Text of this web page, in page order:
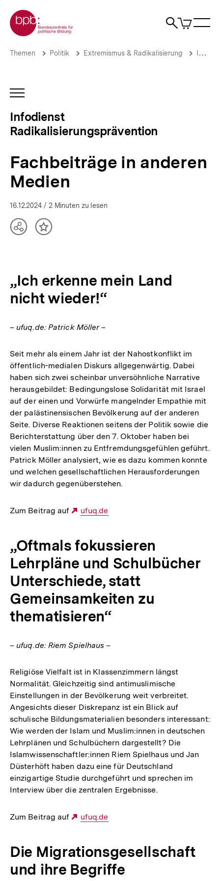
zum
Seiteninhalt
springen
Zur Startseite der bpb
Suche
Artikel
im
Fachbeiträge
Infodienst
Radikalisierungsprävention
bpb.de
Brotkrümelnavigation
Pfadnavigation
Themen Politik Extremismus & Radikalisierung
INHALTSNAVIGATION
Infodienst
Radikalisierungsprävention
Fachbeiträge in anderen
Medien
16.12.2024 / 2 Minuten zu lesen
TeilenInhalt
„Ich erkenne mein Land
nicht wieder!“
– ufuq.de: Patrick Möller –
Seit mehr als einem Jahr ist der Nahostkonflikt im
öffentlich-medialen Diskurs allgegenwärtig. Dabei
haben sich zwei scheinbar unversöhnliche Narrative
herausgebildet: Bedingungslose Solidarität mit Israel
auf der einen und Vorwürfe mangelnder Empathie mit
der palästinensischen Bevölkerung auf der anderen
Seite. Diverse Reaktionen seitens der Politik sowie die
Berichterstattung über den 7. Oktober haben bei
vielen Muslim:innen zu Entfremdungsgefühlen geführt.
Patrick Möller analysiert, wie es dazu kommen konnte
und welchen gesellschaftlichen Herausforderungen
wir dadurch gegenüberstehen.
Zum Beitrag auf
Externer
ufuq.de
„Oftmals fokussieren
Lehrpläne und Schulbücher
Unterschiede, statt
Gemeinsamkeiten zu
thematisieren“
– ufuq.de: Riem Spielhaus –
Religiöse Vielfalt ist in Klassenzimmern längst
Normalität. Gleichzeitig sind antimuslimische
Einstellungen in der Bevölkerung weit verbreitet.
Angesichts dieser Diskrepanz ist ein Blick auf
schulische Bildungsmaterialien besonders interessant:
Wie werden der Islam und Muslim:innen in deutschen
Lehrplänen und Schulbüchern dargestellt? Die
Islamwissenschaftler:innen Riem Spielhaus und Jan
Düsterhöft haben dazu eine für Deutschland
einzigartige Studie durchgeführt und sprechen im
Interview über die zentralen Ergebnisse.
Zum Beitrag auf
Externer
ufuq.de
Die Migrationsgesellschaft
und ihre Begriffe